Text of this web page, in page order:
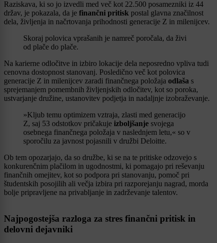
Raziskava, ki so jo izvedli med več kot 22.500 posamezniki iz 44
držav, je pokazala, da je finančni pritisk postal glavna značilnost
dela, življenja in načrtovanja prihodnosti generacije Z in milenijcev.
Skoraj polovica vprašanih je namreč poročala, da živi
od plače do plače.
Na karierne odločitve in izbiro lokacije dela neposredno vpliva tudi
cenovna dostopnost stanovanj. Posledično več kot polovica
generacije Z in milenijcev zaradi finančnega položaja odlaša s
sprejemanjem pomembnih življenjskih odločitev, kot so poroka,
ustvarjanje družine, ustanovitev podjetja in nadaljnje izobraževanje.
»Kljub temu optimizem vztraja, zlasti med generacijo
Z, saj 53 odstotkov pričakuje izboljšanje svojega
osebnega finančnega položaja v naslednjem letu,« so v
sporočilu za javnost pojasnili v družbi Deloitte.
Ob tem opozarjajo, da so družbe, ki se na te pritiske odzovejo s
konkurenčnim plačilom in ugodnostmi, ki pomagajo pri reševanju
finančnih omejitev, kot so podpora pri stanovanju, pomoč pri
študentskih posojilih ali večja izbira pri razporejanju nagrad, morda
bolje pripravljene na privabljanje in zadrževanje talentov.
Najpogostejša razloga za stres finančni pritisk in
delovni dejavniki